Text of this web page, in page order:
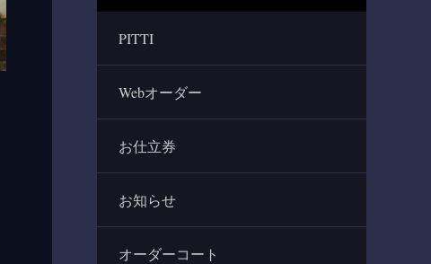
PITTI
Webオーダー
お仕立券
お知らせ
オーダーコート